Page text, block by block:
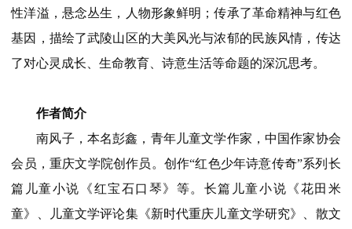
性洋溢，悬念丛生，人物形象鲜明；传承了革命精神与红色
基因，描绘了武陵山区的大美风光与浓郁的民族风情，传达
了对心灵成长、生命教育、诗意生活等命题的深沉思考。
作者简介
南风子，本名彭鑫，青年儿童文学作家，中国作家协会
会员，重庆文学院创作员。创作“红色少年诗意传奇”系列长
篇儿童小说《红宝石口琴》等。长篇儿童小说《花田米
童》、儿童文学评论集《新时代重庆儿童文学研究》、散文